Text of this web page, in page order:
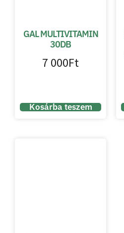
GAL MULTIVITAMIN
30DB
7 000Ft
Kosárba teszem